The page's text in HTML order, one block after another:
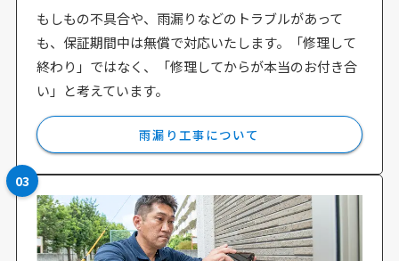
もしもの不具合や、雨漏りなどのトラブルがあって
も、保証期間中は無償で対応いたします。「修理して
終わり」ではなく、「修理してからが本当のお付き合
い」と考えています。
雨漏り工事について
03